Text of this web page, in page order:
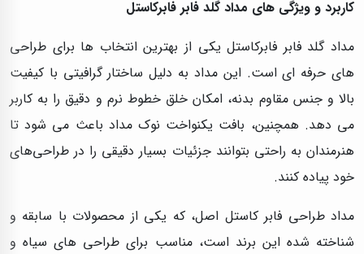
کاربرد و ویژگی‌ های مداد گلد فابر فابرکاستل
مداد گلد فابر فابرکاستل یکی از بهترین انتخاب‌ ها برای طراحی‌
های حرفه‌ ای است. این مداد به دلیل ساختار گرافیتی با کیفیت
بالا و جنس مقاوم بدنه، امکان خلق خطوط نرم و دقیق را به کاربر
می‌ دهد. همچنین، بافت یکنواخت نوک مداد باعث می‌ شود تا
هنرمندان به راحتی بتوانند جزئیات بسیار دقیقی را در طراحی‌های
خود پیاده کنند.
مداد طراحی فابر کاستل اصل، که یکی از محصولات با سابقه و
شناخته شده این برند است، مناسب برای طراحی‌ های سیاه و